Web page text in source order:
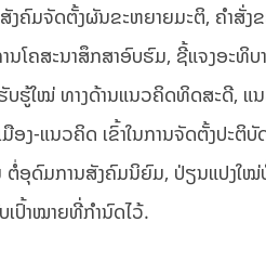
ຄົມຈັດຕັ້ງຜັນຂະຫຍາຍມະຕິ, ຄຳສັ່ງ
ຄສະນາສຶກສາອົບຮົມ, ຊີ້ແຈງອະທິບ
ບຮູ້ໃໝ່ ທາງດ້ານແນວຄິດທິດສະດີ,
ອງ-ແນວຄິດ ເຂົ້າໃນການຈັດຕັ້ງປະ
ອຸດົມການສັງຄົມນິຍົມ, ປ່ຽນແປງໃ
ປົ້າໝາຍທີ່ກຳນົດໄວ້.